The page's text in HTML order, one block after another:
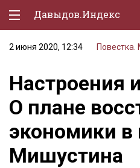
Давыдов.Индекс
Политическая жизнь
Экономика
Природа
Образование
Спорт
2 июня 2020, 12:34
Настроения
О плане
экономики в
Мишустина